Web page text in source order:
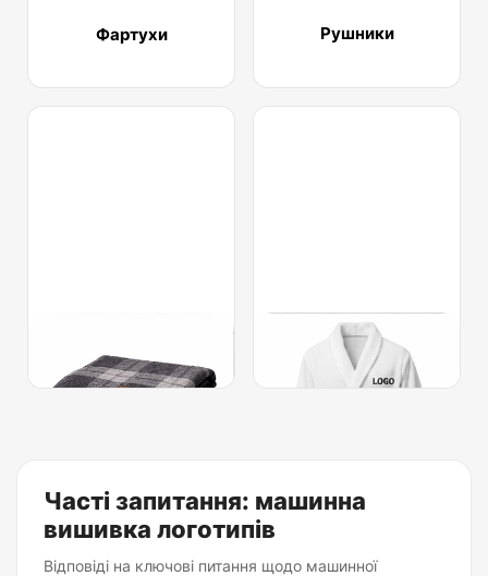
Фартухи Рушники
Халати
Часті запитання: машинна
вишивка логотипів
Відповіді на ключові питання щодо машинної